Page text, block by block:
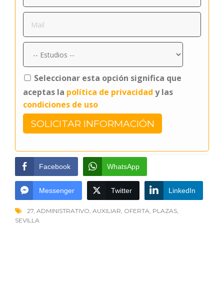
Seleccionar esta opción significa que
aceptas la política de privacidad y las
condiciones de uso
Facebook WhatsApp
Messenger Twitter LinkedIn
27, ADMINISTRATIVO, AUXILIAR, OFERTA, PLAZAS,
SEVILLA